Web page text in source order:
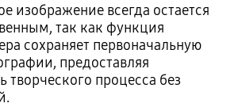
изображение всегда остается
так как функция
сохраняет первоначальную
предоставляя
творческого процесса без